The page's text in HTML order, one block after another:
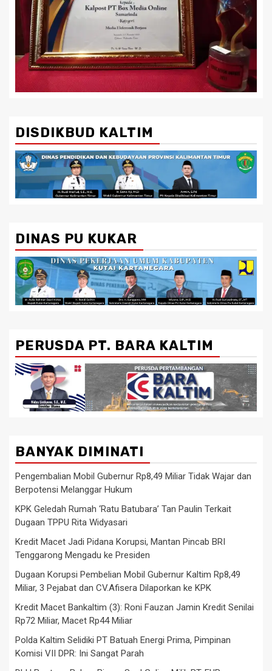
DISDIKBUD KALTIM
DINAS PU KUKAR
PERUSDA PT. BARA KALTIM
BANYAK DIMINATI
Pengembalian Mobil Gubernur Rp8,49 Miliar Tidak Wajar dan
Berpotensi Melanggar Hukum
KPK Geledah Rumah ‘Ratu Batubara’ Tan Paulin Terkait
Dugaan TPPU Rita Widyasari
Kredit Macet Jadi Pidana Korupsi, Mantan Pincab BRI
Tenggarong Mengadu ke Presiden
Dugaan Korupsi Pembelian Mobil Gubernur Kaltim Rp8,49
Miliar, 3 Pejabat dan CV.Afisera Dilaporkan ke KPK
Kredit Macet Bankaltim (3): Roni Fauzan Jamin Kredit Senilai
Rp72 Miliar, Macet Rp44 Miliar
Polda Kaltim Selidiki PT Batuah Energi Prima, Pimpinan
Komisi VII DPR: Ini Sangat Parah